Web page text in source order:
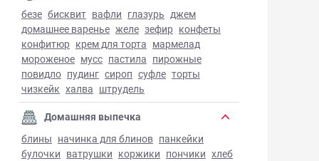
безе бисквит вафли глазурь джем
домашнее варенье желе зефир конфеты
конфитюр крем для торта мармелад
мороженое мусс пастила пирожные
повидло пудинг сироп суфле торты
чизкейк халва штрудель
Домашняя выпечка
блины начинка для блинов панкейки
булочки ватрушки коржики пончики хлеб